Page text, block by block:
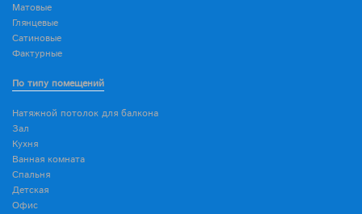
Матовые
Глянцевые
Сатиновые
Фактурные
По типу помещений
Натяжной потолок для балкона
Зал
Кухня
Ванная комната
Спальня
Детская
Офис